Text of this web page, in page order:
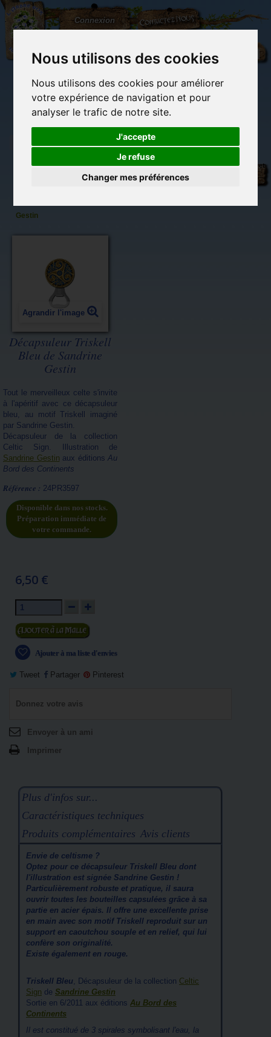
Nous utilisons des cookies
Nous utilisons des cookies pour améliorer
votre expérience de navigation et pour
analyser le trafic de notre site.
J'accepte
Je refuse
Changer mes préférences
L'Arbre
aux
100.000
Connexion Contactez-nous
(vide)
Librairie des
Carterie
originale
Activités
détente et jeux
Objets déco et
Gestin
Agrandir l'image
Décapsuleur Triskell
Bleu de Sandrine
Gestin
Tout le merveilleux celte s'invite
à l'apéritif avec ce décapsuleur
bleu, au motif Triskell imaginé
par Sandrine Gestin.
Décapsuleur de la collection
Celtic Sign. Illustration de
Sandrine Gestin aux éditions Au
Bord des Continents
Référence : 24PR3597
Disponible dans nos stocks.
Préparation immédiate de
votre commande.
6,50 €
Ajouter au panier
Ajouter à ma liste d'envies
Tweet Partager Pinterest
Donnez votre avis
Envoyer à un ami
Imprimer
Plus d'infos sur...
Caractéristiques techniques
Produits complémentaires Avis clients
Envie de celtisme ?
Optez pour ce décapsuleur Triskell Bleu dont
l'illustration est signée Sandrine Gestin !
Particulièrement robuste et pratique, il saura
ouvrir toutes les bouteilles capsulées grâce à sa
partie en acier épais. Il offre une excellente prise
en main avec son motif Triskell reproduit sur un
support en caoutchou souple et en relief, qui lui
confère son originalité.
Existe également en rouge.
Triskell Bleu, Décapsuleur de la collection Celtic
Sign de Sandrine Gestin
Sortie en 6/2011 aux éditions Au Bord des
Continents
Il est constitué de 3 spirales symbolisant l'eau, la